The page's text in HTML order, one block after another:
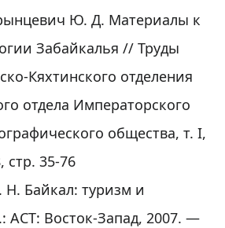
Ю. Д. Материалы к
Забайкалья // Труды
Кяхтинского отделения
отдела Императорского
общества, т. I,
стр. 35-76
Н. Байкал: туризм и
Восток-Запад, 2007. —